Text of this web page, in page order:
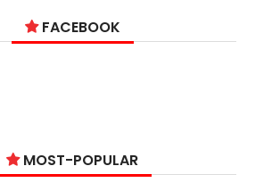
FACEBOOK
MOST-POPULAR